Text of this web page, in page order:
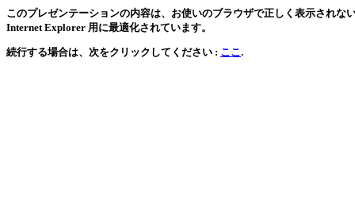
このプレゼンテーションの内容は、お使いのブラウザで正しく表示され
Internet Explorer 用に最適化されています。
続行する場合は、次をクリックしてください : ここ.